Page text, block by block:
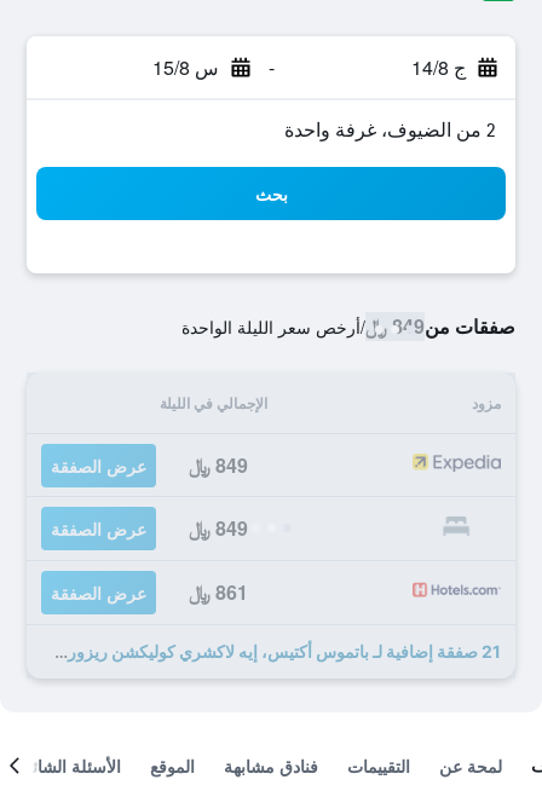
ج 14/8 - س 15/8
2 من الضيوف، غرفة واحدة
بحث
صفقات من849 ﷼ /أرخص سعر الليلة الواحدة
مزود الإجمالي في الليلة
849 ﷼ عرض الصفقة
849 ﷼ عرض الصفقة
861 ﷼ عرض الصفقة
21 صفقة إضافية لـ باتموس أكتيس، إيه لاكشري كوليكشن ريزورت آند سبا، جريس
لمحة عن التقييمات فنادق مشابهة الموقع الأسئلة الشائعة